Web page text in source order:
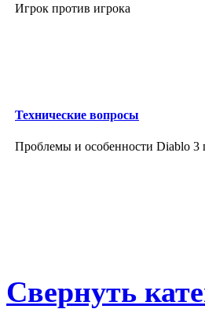
Игрок против игрока
Технические вопросы
Проблемы и особенности Diablo 3
Свернуть